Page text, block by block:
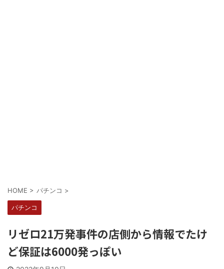
HOME > パチンコ >
パチンコ
リゼロ21万発事件の店側から情報でたけ
ど保証は6000発っぽい